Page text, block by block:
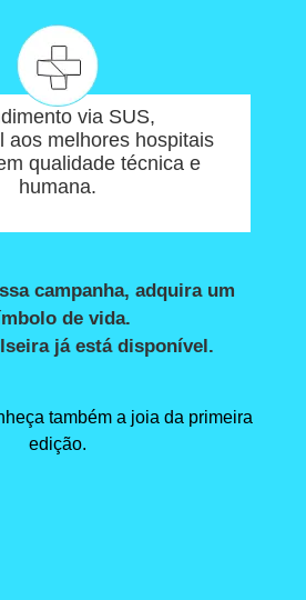
via SUS,
aos melhores hospitais
qualidade técnica e
humana.
campanha, adquira um
de vida.
já está disponível.
também a joia da primeira
edição.